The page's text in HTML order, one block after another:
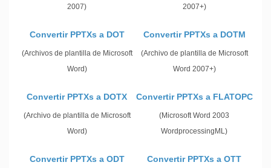
2007)
2007+)
Convertir PPTXs a DOT
(Archivos de plantilla de Microsoft
Word)
Convertir PPTXs a DOTM
(Archivo de plantilla de Microsoft
Word 2007+)
Convertir PPTXs a DOTX
(Archivo de plantilla de Microsoft
Word)
Convertir PPTXs a FLATOPC
(Microsoft Word 2003
WordprocessingML)
Convertir PPTXs a ODT Convertir PPTXs a OTT